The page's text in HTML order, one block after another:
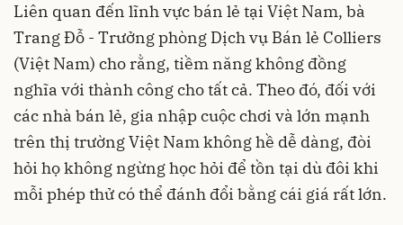
Liên quan đến lĩnh vực bán lẻ tại Việt Nam, bà
Trang Đỗ - Trưởng phòng Dịch vụ Bán lẻ Colliers
(Việt Nam) cho rằng, tiềm năng không đồng
nghĩa với thành công cho tất cả. Theo đó, đối với
các nhà bán lẻ, gia nhập cuộc chơi và lớn mạnh
trên thị trường Việt Nam không hề dễ dàng, đòi
hỏi họ không ngừng học hỏi để tồn tại dù đôi khi
mỗi phép thử có thể đánh đổi bằng cái giá rất lớn.